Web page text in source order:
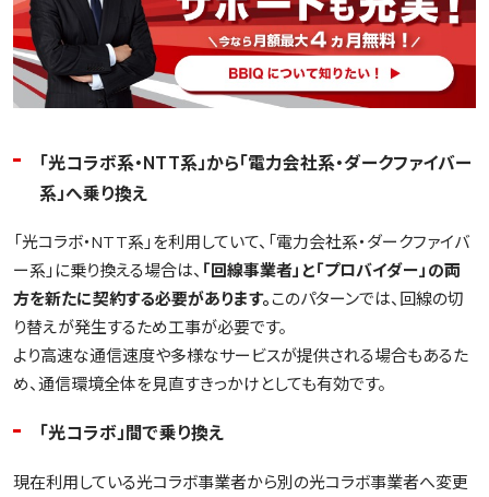
「光コラボ系・NTT系」から「電力会社系・ダークファイバー
系」へ乗り換え
「光コラボ・NTT系」を利用していて、「電力会社系・ダークファイバ
ー系」に乗り換える場合は、 「回線事業者」と「プロバイダー」の両
方を新たに契約する必要があります。このパターンでは、回線の切
り替えが発生するため工事が必要です。
より高速な通信速度や多様なサービスが提供される場合もあるた
め、通信環境全体を見直すきっかけとしても有効です。
「光コラボ」間で乗り換え
現在利用している光コラボ事業者から別の光コラボ事業者へ変更